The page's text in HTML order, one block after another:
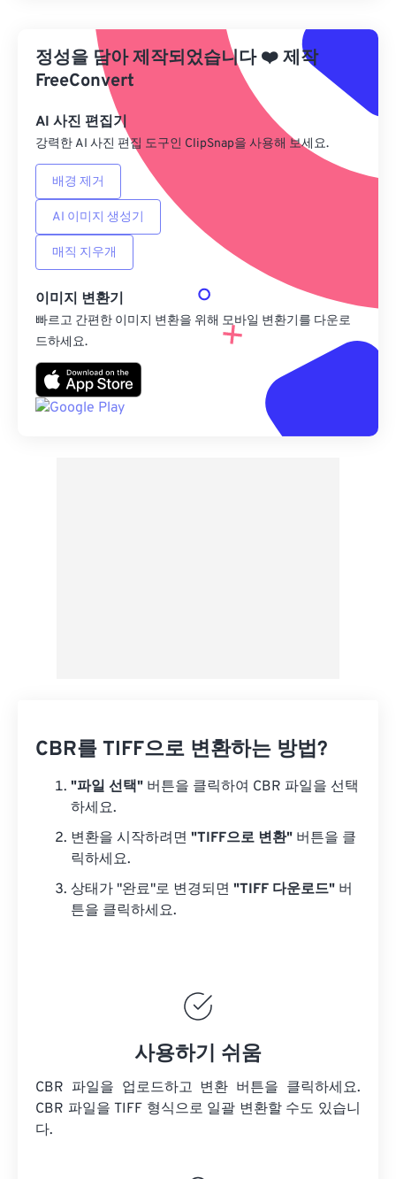
사전 설정에서 적용
사전 설정으로 저장
정성을 담아 제작되었습니다❤️제작
FreeConvert
AI 사진 편집기
강력한 AI 사진 편집 도구인 ClipSnap을 사용해 보세요.
배경 제거
AI 이미지 생성기
매직 지우개
이미지 변환기
빠르고 간편한 이미지 변환을 위해 모바일 변환기를 다운로
드하세요.
CBR를 TIFF으로 변환하는 방법?
"파일 선택" 버튼을 클릭하여 CBR 파일을 선택
하세요.
변환을 시작하려면 "TIFF으로 변환" 버튼을 클
릭하세요.
상태가 "완료"로 변경되면 "TIFF 다운로드" 버
튼을 클릭하세요.
사용하기 쉬움
CBR 파일을 업로드하고 변환 버튼을 클릭하세요.
CBR 파일을 TIFF 형식으로 일괄 변환할 수도 있습니
다.